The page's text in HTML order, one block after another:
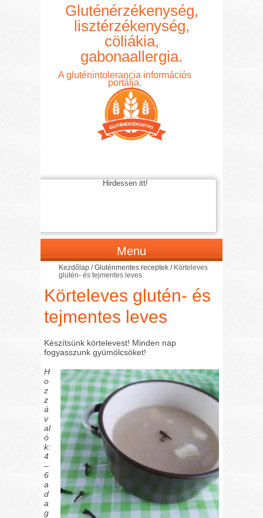
Gluténérzékenység,
lisztérzékenység,
cöliákia,
gabonaallergia.
A gluténintolerancia információs
portálja.
Hirdessen itt!
Menu
Kezdőlap /Gluténmentes receptek / Körteleves
glutén- és tejmentes leves
Körteleves glutén- és
tejmentes leves
Készítsünk körtelevest! Minden nap
fogyasszunk gyümölcsöket!
H
o
z
z
á
v
al
ó
k:
4
–
6
a
d
a
g